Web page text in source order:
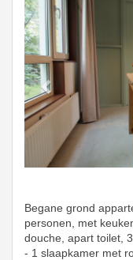
Begane grond
personen, met
douche, apart toilet,
- 1 slaapkamer met